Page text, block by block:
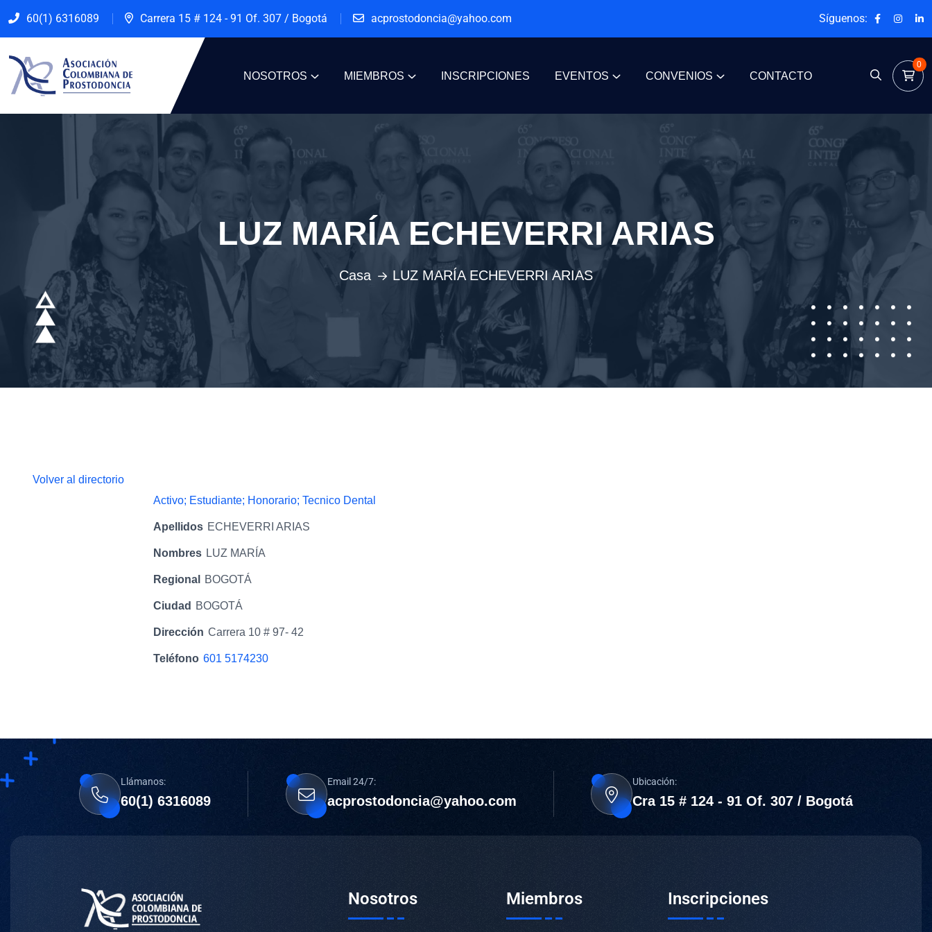
60(1) 6316089 Carrera 15 # 124 - 91 Of. 307 / Bogotá acprostodoncia@yahoo.com Síguenos:
NOSOTROS MIEMBROS INSCRIPCIONES EVENTOS CONVENIOS CONTACTO
0
LUZ MARÍA ECHEVERRI ARIAS
Casa LUZ MARÍA ECHEVERRI ARIAS
Volver al directorio
Activo; Estudiante; Honorario; Tecnico Dental
Apellidos ECHEVERRI ARIAS
Nombres LUZ MARÍA
Regional BOGOTÁ
Ciudad BOGOTÁ
Dirección Carrera 10 # 97- 42
Teléfono 601 5174230
Llámanos:
60(1) 6316089
Email 24/7:
acprostodoncia@yahoo.com
Ubicación:
Cra 15 # 124 - 91 Of. 307 / Bogotá
Nosotros Miembros Inscripciones